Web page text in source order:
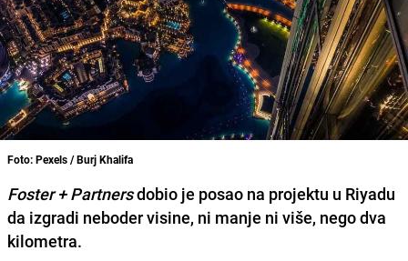
Foto: Pexels / Burj Khalifa
Foster + Partnersdobio je posao na projektu u Riyadu
da izgradi neboder visine, ni manje ni više, nego dva
kilometra.